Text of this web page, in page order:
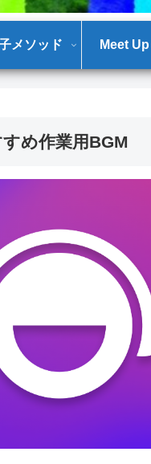
メソッド Meet Up
め作業用BGM